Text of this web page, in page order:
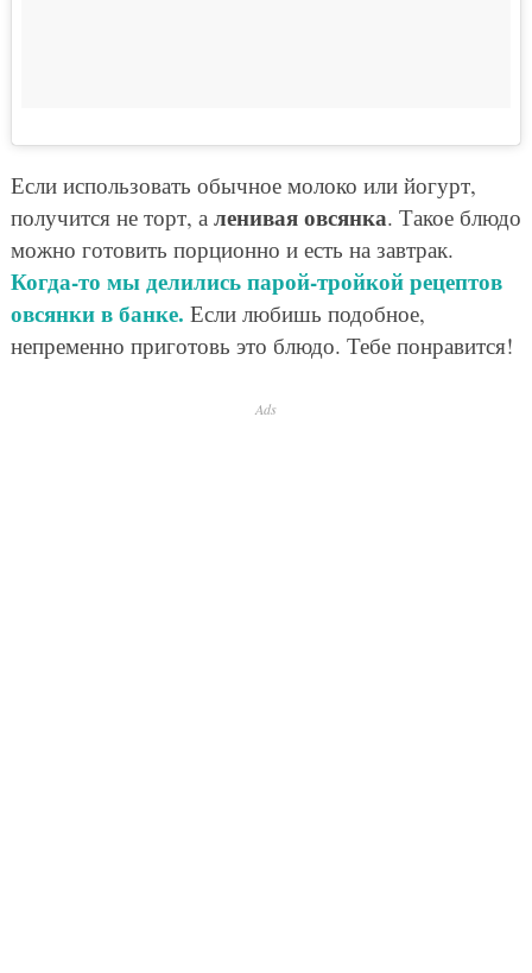
Если использовать обычное молоко или йогурт,
получится не торт, а ленивая овсянка. Такое блюдо
можно готовить порционно и есть на завтрак.
Когда-то мы делились парой-тройкой рецептов
овсянки в банке. Если любишь подобное,
непременно приготовь это блюдо. Тебе понравится!
Ads